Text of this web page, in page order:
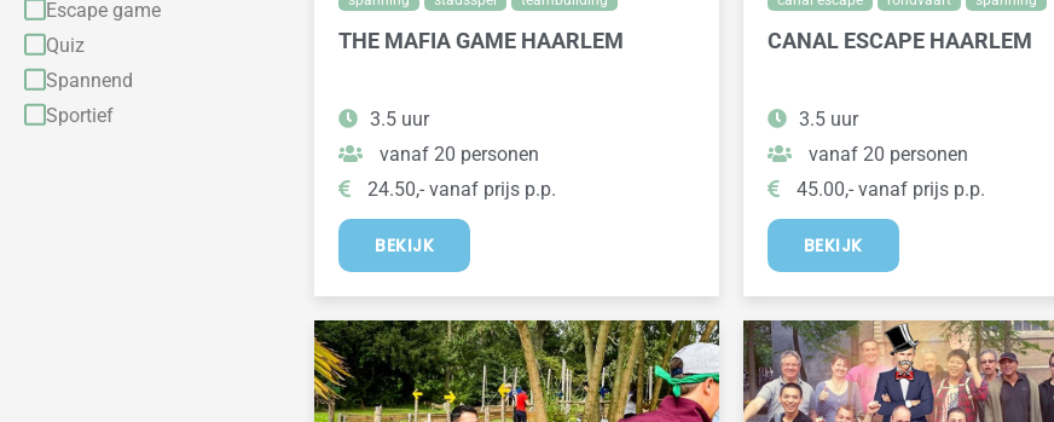
Escape game
Quiz
Spannend
Sportief
THE MAFIA GAME HAARLEM
3.5 uur
vanaf 20 personen
24.50,- vanaf prijs p.p.
BEKIJK
CANAL ESCAPE HAARLEM
3.5 uur
vanaf 20 personen
45.00,- vanaf prijs p.p.
BEKIJK